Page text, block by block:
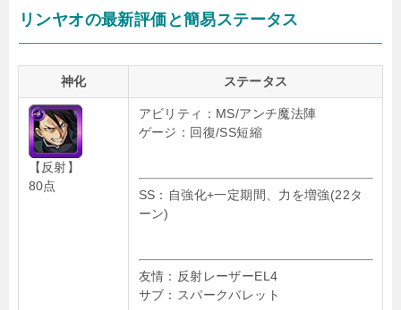
リンヤオの最新評価と簡易ステータス
神化 ステータス
【反射】
80点
アビリティ：MS/アンチ魔法陣
ゲージ：回復/SS短縮
SS：自強化+一定期間、力を増強(22タ
ーン)
友情：反射レーザーEL4
サブ：スパークバレット